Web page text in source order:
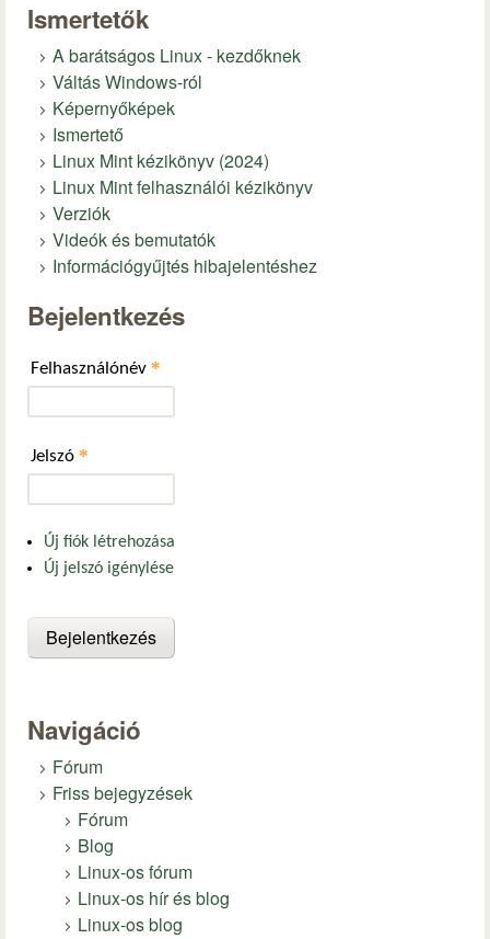
Ismertetők
A barátságos Linux - kezdőknek
Váltás Windows-ról
Képernyőképek
Ismertető
Linux Mint kézikönyv (2024)
Linux Mint felhasználói kézikönyv
Verziók
Videók és bemutatók
Információgyűjtés hibajelentéshez
Bejelentkezés
Felhasználónév *
Jelszó *
Új fiók létrehozása
Új jelszó igénylése
Navigáció
Fórum
Friss bejegyzések
Fórum
Blog
Linux-os fórum
Linux-os hír és blog
Linux-os blog